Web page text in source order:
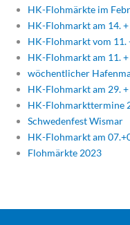
HK-Flohmärkte im
HK-Flohmarkt am 14.
HK-Flohmarkt vom 11.
HK-Flohmarkt am 11.
wöchentlicher
HK-Flohmarkt am 29.
HK-Flohmarkttermine
Schwedenfest Wismar
HK-Flohmarkt am
Flohmärkte 2023